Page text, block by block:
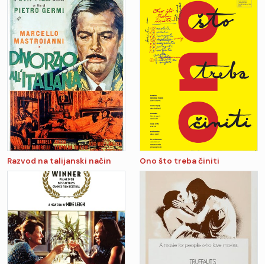
Razvod na talijanski način Ono što treba činiti